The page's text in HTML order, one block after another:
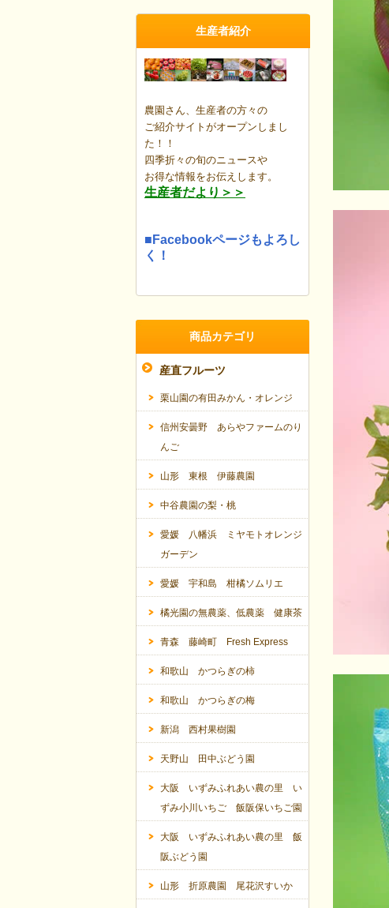
生産者紹介
農園さん、生産者の方々の
ご紹介サイトがオープンしまし
た！！
四季折々の旬のニュースや
お得な情報をお伝えします。
生産者だより＞＞
■Facebookページもよろし
く！
商品カテゴリ
産直フルーツ
栗山園の有田みかん・オレンジ
信州安曇野 あらやファームのり
んご
山形 東根 伊藤農園
中谷農園の梨・桃
愛媛 八幡浜 ミヤモトオレンジ
ガーデン
愛媛 宇和島 柑橘ソムリエ
橘光園の無農薬、低農薬 健康茶
青森 藤崎町 Fresh Express
和歌山 かつらぎの柿
和歌山 かつらぎの梅
新潟 西村果樹園
天野山 田中ぶどう園
大阪 いずみふれあい農の里 い
ずみ小川いちご 飯阪保いちご園
大阪 いずみふれあい農の里 飯
阪ぶどう園
山形 折原農園 尾花沢すいか